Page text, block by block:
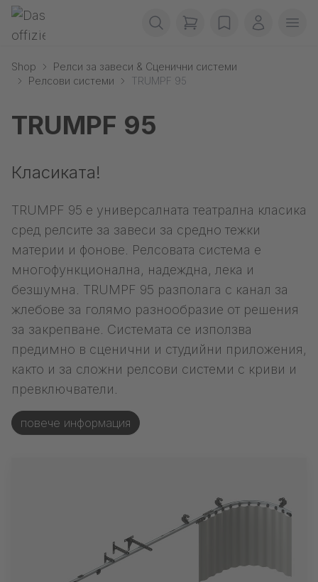
Прескачане на навигация
Gerriets
items in cart, view
wishlistМоят
Shop
Релси за завеси & Сценични системи
Релсови системи
TRUMPF 95
TRUMPF 95
Класиката!
TRUMPF 95 е универсалната театрална класика
сред релсите за завеси за средно тежки
материи и фонове. Релсовата система е
многофункционална, надеждна, лека и
безшумна. TRUMPF 95 разполага с канал за
жлебове за голямо разнообразие от решения
за закрепване. Системата се използва
предимно в сценични и студийни приложения,
както и за сложни релсови системи с криви и
превключватели.
повече информация